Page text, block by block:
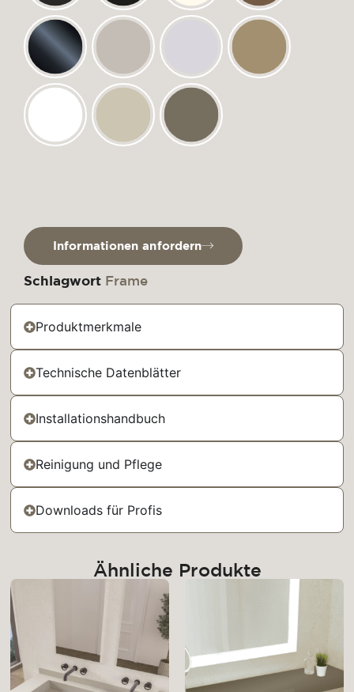
Informationen anfordern
Schlagwort Frame
Produktmerkmale
Technische Datenblätter
Installationshandbuch
Reinigung und Pflege
Downloads für Profis
Ähnliche Produkte